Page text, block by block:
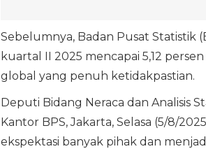
Sebelumnya, Badan Pusat Statistik
kuartal II 2025 mencapai 5,12
global yang penuh ketidakpastian.
Deputi Bidang Neraca dan Analisis
Kantor BPS, Jakarta, Selasa (5/8/
ekspektasi banyak pihak dan